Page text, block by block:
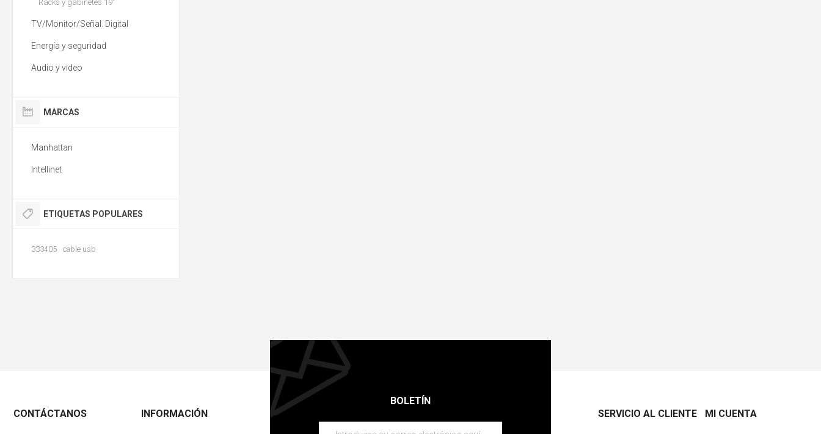
Racks y gabinetes 19"
TV/Monitor/Señal. Digital
Energía y seguridad
Audio y video
MARCAS
Manhattan
Intellinet
ETIQUETAS POPULARES
333405 cable usb
BOLETÍN
CONTÁCTANOS
INFORMACIÓN SERVICIO AL CLIENTE MI CUENTA